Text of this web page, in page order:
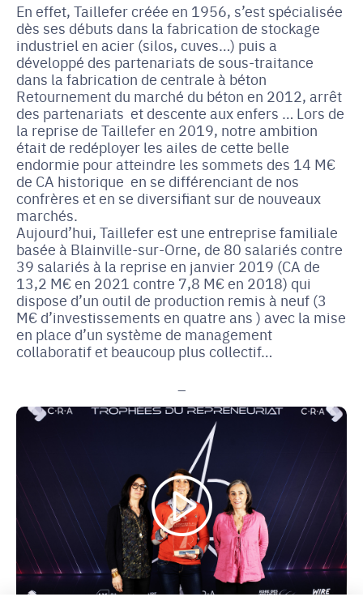
En effet, Taillefer créée en 1956, s’est spécialisée
dès ses débuts dans la fabrication de stockage
industriel en acier (silos, cuves…) puis a
développé des partenariats de sous-traitance
dans la fabrication de centrale à béton
Retournement du marché du béton en 2012, arrêt
des partenariats et descente aux enfers … Lors de
la reprise de Taillefer en 2019, notre ambition
était de redéployer les ailes de cette belle
endormie pour atteindre les sommets des 14 M€
de CA historique en se différenciant de nos
confrères et en se diversifiant sur de nouveaux
marchés.
Aujourd’hui, Taillefer est une entreprise familiale
basée à Blainville-sur-Orne, de 80 salariés contre
39 salariés à la reprise en janvier 2019 (CA de
13,2 M€ en 2021 contre 7,8 M€ en 2018) qui
dispose d’un outil de production remis à neuf (3
M€ d’investissements en quatre ans ) avec la mise
en place d’un système de management
collaboratif et beaucoup plus collectif…